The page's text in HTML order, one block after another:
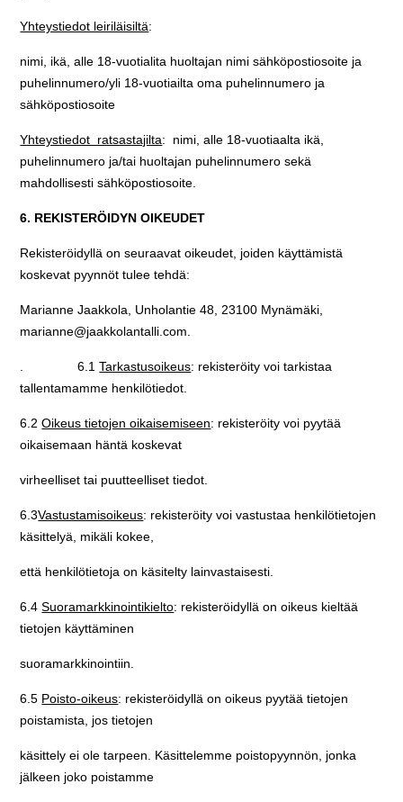
Yhteystiedot leiriläisiltä:
nimi, ikä, alle 18-vuotialita huoltajan nimi sähköpostiosoite ja
puhelinnumero/yli 18-vuotiailta oma puhelinnumero ja
sähköpostiosoite
Yhteystiedot ratsastajilta: nimi, alle 18-vuotiaalta ikä,
puhelinnumero ja/tai huoltajan puhelinnumero sekä
mahdollisesti sähköpostiosoite.
6. REKISTERÖIDYN OIKEUDET
Rekisteröidyllä on seuraavat oikeudet, joiden käyttämistä
koskevat pyynnöt tulee tehdä:
Marianne Jaakkola, Unholantie 48, 23100 Mynämäki,
marianne@jaakkolantalli.com.
. 6.1Tarkastusoikeus: rekisteröity voi tarkistaa
tallentamamme henkilötiedot.
6.2Oikeus tietojen oikaisemiseen: rekisteröity voi pyytää
oikaisemaan häntä koskevat
virheelliset tai puutteelliset tiedot.
6.3Vastustamisoikeus: rekisteröity voi vastustaa henkilötietojen
käsittelyä, mikäli kokee,
että henkilötietoja on käsitelty lainvastaisesti.
6.4Suoramarkkinointikielto: rekisteröidyllä on oikeus kieltää
tietojen käyttäminen
suoramarkkinointiin.
6.5 Poisto-oikeus: rekisteröidyllä on oikeus pyytää tietojen
poistamista, jos tietojen
käsittely ei ole tarpeen. Käsittelemme poistopyynnön, jonka
jälkeen joko poistamme